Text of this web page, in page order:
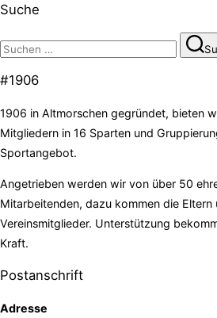
Suche
Suchen
nach:
#1906
1906 in Altmorschen gegründet, bieten
Mitgliedern in 16 Sparten und
Sportangebot.
Angetrieben werden wir von über 50
Mitarbeitenden, dazu kommen die Eltern
Vereinsmitglieder. Unterstützung
Kraft.
Postanschrift
Adresse